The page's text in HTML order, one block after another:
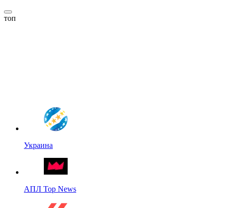
топ
Украина
АПЛ Top News